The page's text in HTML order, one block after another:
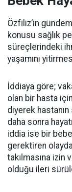
Özfiliz’in
konusu sağlık
süreçlerindeki
yaşamını
İddiaya göre;
olan bir hasta
diyerek
daha sonra
iddia ise bir
gerektiren
takılmasına izin
olduğu ileri